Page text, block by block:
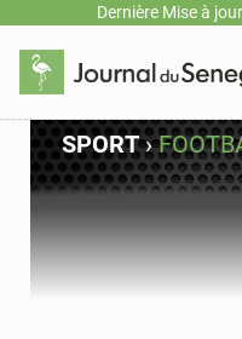
Dernière Mise à
SPORT›